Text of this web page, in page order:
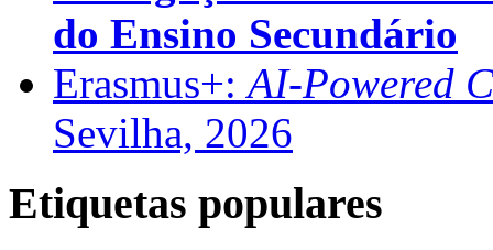
do Ensino Secundário
Erasmus+:AI-Powered
Sevilha, 2026
Etiquetas populares